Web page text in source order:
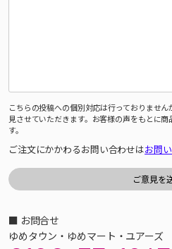
こちらの投稿への個別対応は行っておりませ
見させていただきます。お客様の声をもとに
す。
ご注文にかかわるお問い合わせはお問
■ お問合せ
ゆめタウン・ゆめマート・ユアーズ